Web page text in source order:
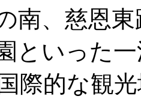
南、慈恩
といった
際的な観